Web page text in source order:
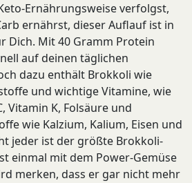
Ernährungsweise verfolgst,
ernährst, dieser Auflauf ist in
Dich. Mit 40 Gramm Protein
auf deinen täglichen
dazu enthält Brokkoli wie
und wichtige Vitamine, wie
Vitamin K, Folsäure und
wie Kalzium, Kalium, Eisen und
jeder ist der größte Brokkoli-
einmal mit dem Power-Gemüse
merken, dass er gar nicht mehr